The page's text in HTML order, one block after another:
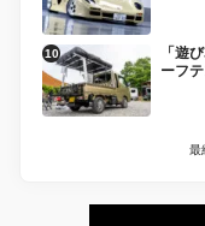
「遊
ーフ
最